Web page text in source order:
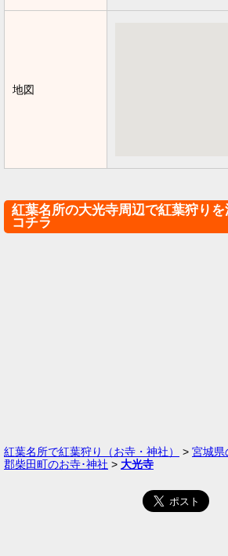
地図
紅葉名所の大光寺周辺で紅葉狩り
コチラ
紅葉名所で紅葉狩り（お寺・神社） > 宮城県
郡柴田町のお寺･神社 > 大光寺